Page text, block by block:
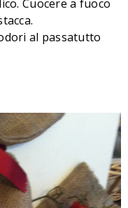
Cuocere a fuoco
al passatutto